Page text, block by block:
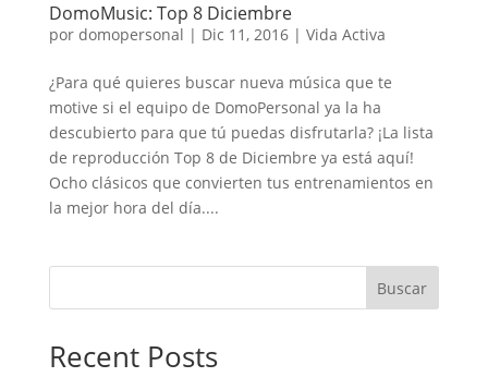
DomoMusic: Top 8 Diciembre
por domopersonal | Dic 11, 2016| Vida Activa
¿Para qué quieres buscar nueva música que te
motive si el equipo de DomoPersonal ya la ha
descubierto para que tú puedas disfrutarla? ¡La lista
de reproducción Top 8 de Diciembre ya está aquí!
Ocho clásicos que convierten tus entrenamientos en
la mejor hora del día....
Buscar
Recent Posts